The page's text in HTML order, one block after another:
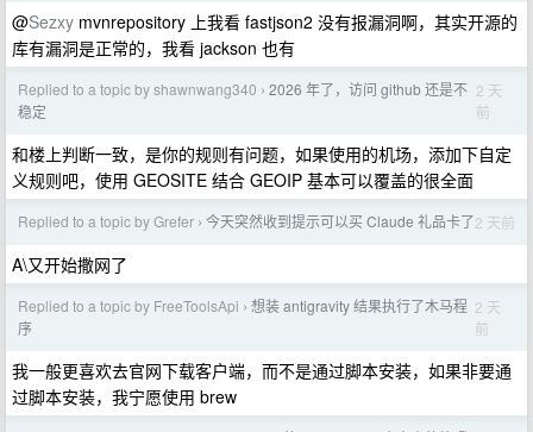
@Sezxy mvnrepository 上我看 fastjson2 没有报漏洞啊，其实开源的
库有漏洞是正常的，我看 jackson 也有
Replied to a topic by shawnwang340 › 2026 年了，访问 github 还是不
稳定
2 天
前
和楼上判断一致，是你的规则有问题，如果使用的机场，添加下自定
义规则吧，使用 GEOSITE 结合 GEOIP 基本可以覆盖的很全面
Replied to a topic by Grefer › 今天突然收到提示可以买 Claude 礼品卡了2 天前
A\又开始撒网了
Replied to a topic by FreeToolsApi › 想装 antigravity 结果执行了木马程
序
2 天
前
我一般更喜欢去官网下载客户端，而不是通过脚本安装，如果非要通
过脚本安装，我宁愿使用 brew